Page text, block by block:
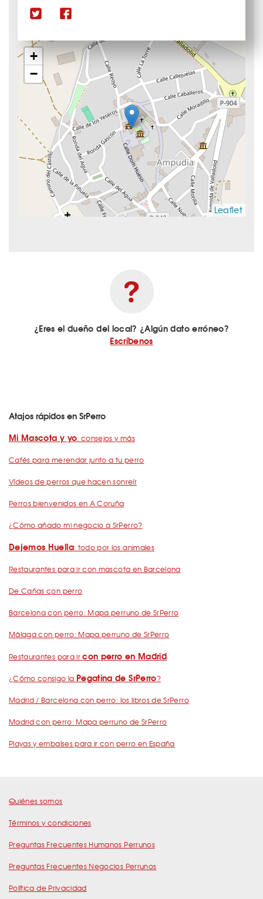
+
−
Leaflet
¿Eres el dueño del local? ¿Algún dato erróneo?
Escríbenos
Atajos rápidos en SrPerro
Mi Mascota y yo: consejos y más
Cafés para merendar junto a tu perro
Vídeos de perros que hacen sonreír
Perros bienvenidos en A Coruña
¿Cómo añado mi negocio a SrPerro?
Dejemos Huella: todo por los animales
Restaurantes para ir con mascota en Barcelona
De Cañas con perro
Barcelona con perro: Mapa perruno de SrPerro
Málaga con perro: Mapa perruno de SrPerro
Restaurantes para ircon perro en Madrid
¿Cómo consigo la Pegatina de SrPerro?
Madrid / Barcelona con perro: los libros de SrPerro
Madrid con perro: Mapa perruno de SrPerro
Playas y embalses para ir con perro en España
Quiénes somos
Términos y condiciones
Preguntas Frecuentes Humanos Perrunos
Preguntas Frecuentes Negocios Perrunos
Política de Privacidad